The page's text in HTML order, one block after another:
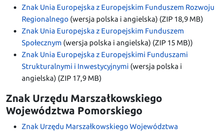
Znak Unia Europejska z Europejskim Funduszem Rozwoju
Regionalnego (wersja polska i angielska) (ZIP 18,9 MB)
Znak Unia Europejska z Europejskim Funduszem
Społecznym (wersja polska i angielska) (ZIP 15 MB))
Znak Unia Europejska z Europejskimi Funduszami
Strukturalnymi i Inwestycyjnymi (wersja polska i
angielska) (ZIP 17,9 MB)
Znak Urzędu Marszałkowskiego
Województwa Pomorskiego
Znak Urzędu Marszałkowskiego Województwa